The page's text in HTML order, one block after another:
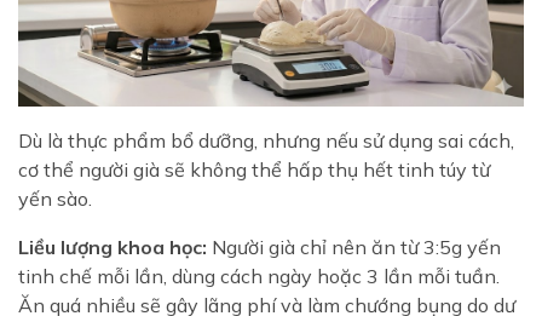
Dù là thực phẩm bổ dưỡng, nhưng nếu sử dụng sai cách,
cơ thể người già sẽ không thể hấp thụ hết tinh túy từ
yến sào.
Liều lượng khoa học: Người già chỉ nên ăn từ 3:5g yến
tinh chế mỗi lần, dùng cách ngày hoặc 3 lần mỗi tuần.
Ăn quá nhiều sẽ gây lãng phí và làm chướng bụng do dư